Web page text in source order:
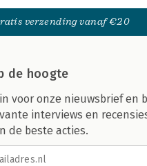
verzending vanaf €20
de hoogte
voor onze nieuwsbrief en
interviews en
de beste acties.